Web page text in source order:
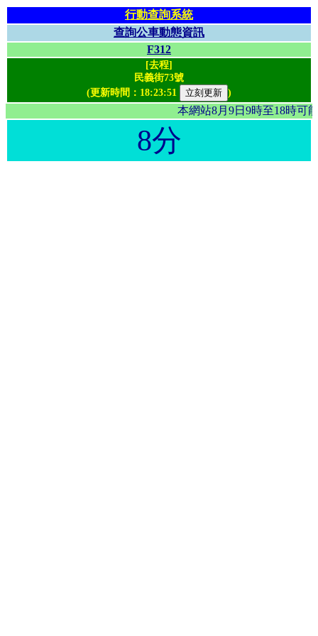
行動查詢系統
查詢公車動態資訊
F312
[去程]
民義街73號
(更新時間： 18:23:51 )
本網站8月9日9時至18
8分